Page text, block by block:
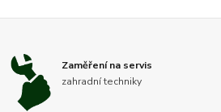
Zaměření na servis
zahradní techniky